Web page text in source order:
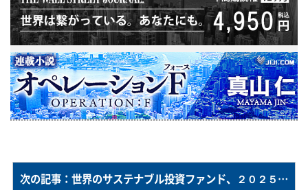
次の記事：世界のサステナブル投資ファンド、２０２５年第４四半期は２７２億ドルの純流出＝モーニングスター